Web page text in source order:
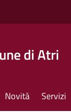
di Atri
Novità Servizi